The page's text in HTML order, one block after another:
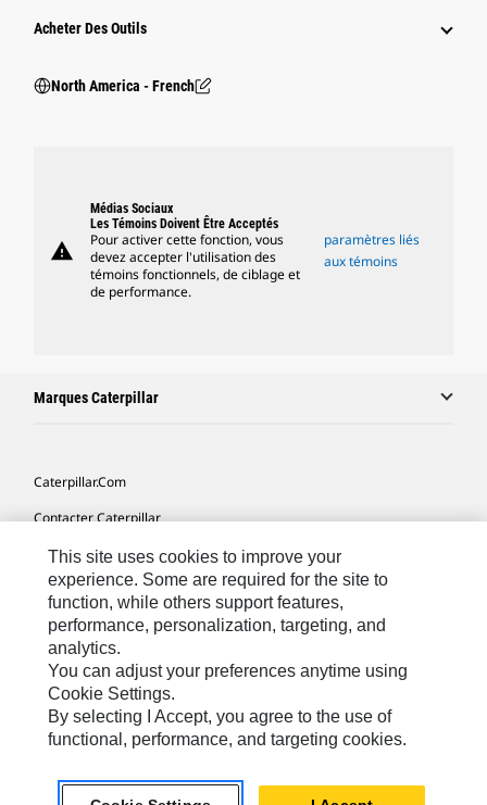
Acheter Des Outils
North America - French
warning
Médias Sociaux
Les Témoins Doivent Être Acceptés
Pour activer cette fonction, vous
devez accepter l'utilisation des
témoins fonctionnels, de ciblage et
de performance.
paramètres liés
aux témoins
Marques Caterpillar
Caterpillar.com
Contacter Caterpillar
Mes Préférences Marketing
Plan Du Site
Cookie Settings
Légales
Confidentialité
North America - French© 2026 Caterpillar. Tous droits réservés.
This site uses cookies to improve your
experience. Some are required for the site to
function, while others support features,
performance, personalization, targeting, and
analytics.
You can adjust your preferences anytime using
Cookie Settings.
By selecting I Accept, you agree to the use of
functional, performance, and targeting cookies.